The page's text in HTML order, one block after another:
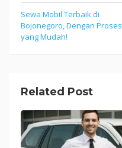
Post
navigation
Sewa Mobil Terbaik di
Bojonegoro, Dengan Proses
yang Mudah!
Related Post